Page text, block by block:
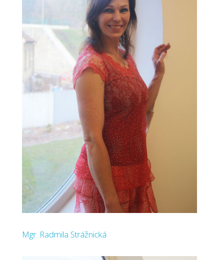
Mgr. Radmila Strážnická